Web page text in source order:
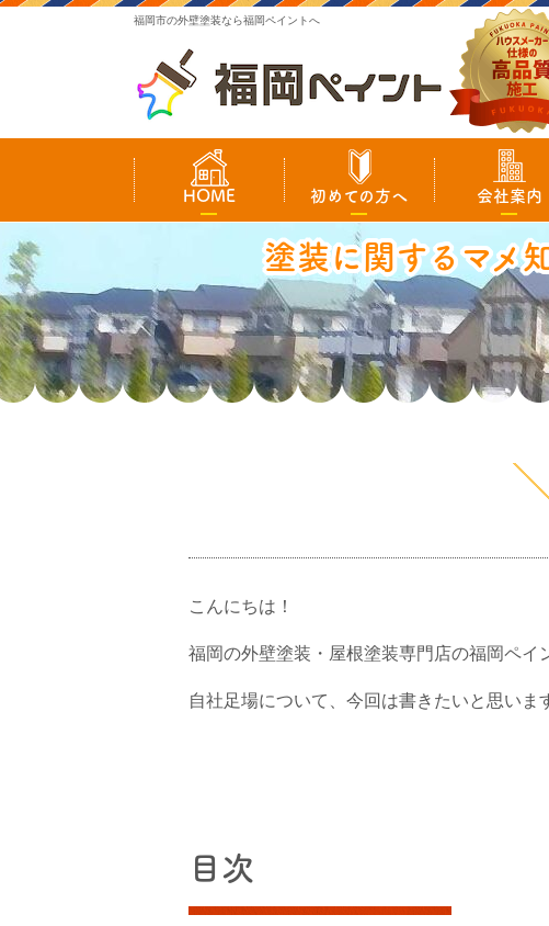
福岡市の外壁塗装なら福岡ペイントへ
HOME 初めての方へ 会社案内
塗装に関するマメ
こんにちは！
福岡の外壁塗装・屋根塗装専門店の福岡ペイ
自社足場について、今回は書きたいと思いま
目次